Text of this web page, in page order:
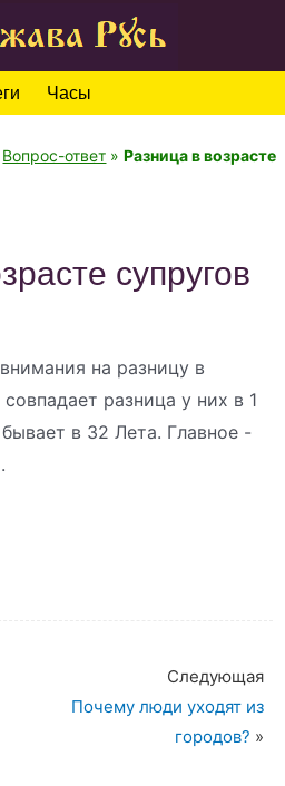
Часы
Вопрос-ответ »Разница в возрасте
супругов
на разницу в
разница у них в 1
в 32 Лета. Главное -
Следующая
Почему люди уходят из
городов? »